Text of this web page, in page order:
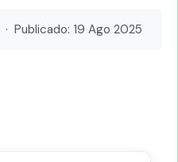
· Publicado: 19 Ago 2025